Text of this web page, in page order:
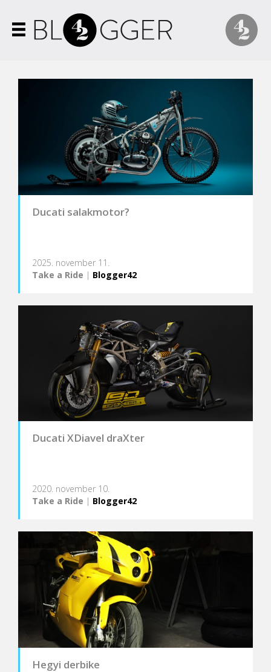
Ducati salakmotor?
2025. november 11.
Take a Ride | Blogger42
Ducati XDiavel draXter
2020. november 10.
Take a Ride | Blogger42
Hegyi derbike